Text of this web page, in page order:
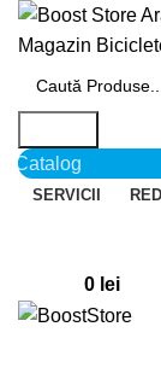
Catalog
SERVICII
0 lei